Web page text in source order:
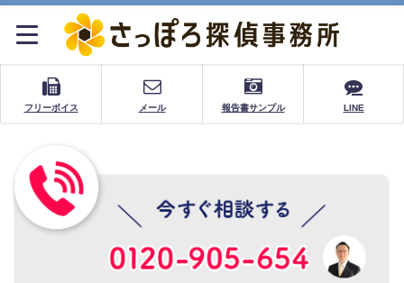
フリーボイス メール 報告書サンプル LINE